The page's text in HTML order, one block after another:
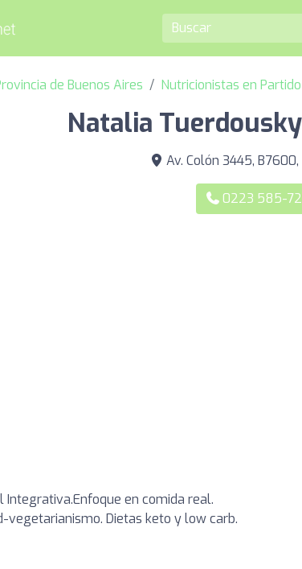
de Buenos Aires Nutricionistas en
Natalia
Av. Colón 3445,
0223 585-
Integrativa.Enfoque en comida real.
vegetarianismo. Dietas keto y low carb.